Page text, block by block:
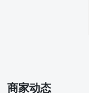
商家动态